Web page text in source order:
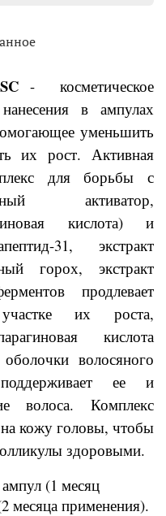
- косметическое
в ампулах
уменьшить
их рост. Активная
для борьбы с
активатор,
кислота) и
31, экстракт
горох, экстракт
продлевает
их роста,
кислота
волосяного
ее и
волоса. Комплекс
на кожу головы, чтобы
здоровыми.
(1 месяц
месяца применения).